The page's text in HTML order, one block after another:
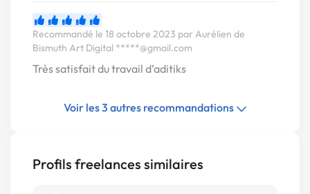
Recommandé le 18 octobre 2023 par Aurélien de
Bismuth Art Digital *****@gmail.com
Très satisfait du travail d’aditiks
Voir les 3 autres recommandations
Profils freelances similaires